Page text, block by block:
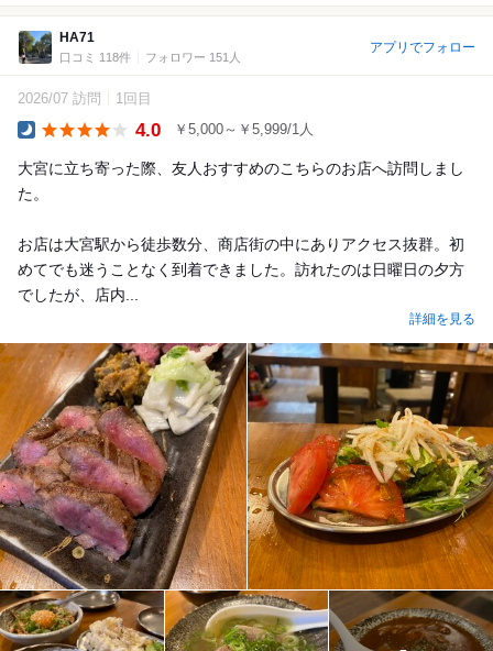
HA71
口コミ 118件 フォロワー 151人
アプリでフォロー
2026/07 訪問 1回目
4.0 ￥5,000～￥5,999/1人
大宮に立ち寄った際、友人おすすめのこちらのお店へ訪問しまし
た。
お店は大宮駅から徒歩数分、商店街の中にありアクセス抜群。初
めてでも迷うことなく到着できました。訪れたのは日曜日の夕方
でしたが、店内...
詳細を見る